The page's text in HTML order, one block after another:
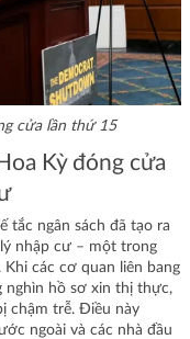
cửa lần thứ 15
Kỳ đóng cửa
tắc ngân sách đã tạo ra
nhập cư – một trong
các cơ quan liên bang
nghìn hồ sơ xin thị thực,
chậm trễ. Điều này
ngoài và các nhà đầu